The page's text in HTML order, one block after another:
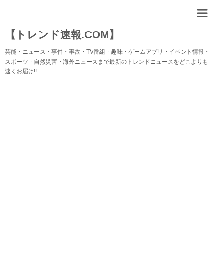
【トレンド速報.COM】
芸能・ニュース・事件・事故・TV番組・趣味・ゲームアプリ・イベント情報・
スポーツ・自然災害・海外ニュースまで最新のトレンドニュースをどこよりも
速くお届け!!